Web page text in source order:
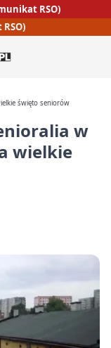
RSO)
święto seniorów
w
wielkie